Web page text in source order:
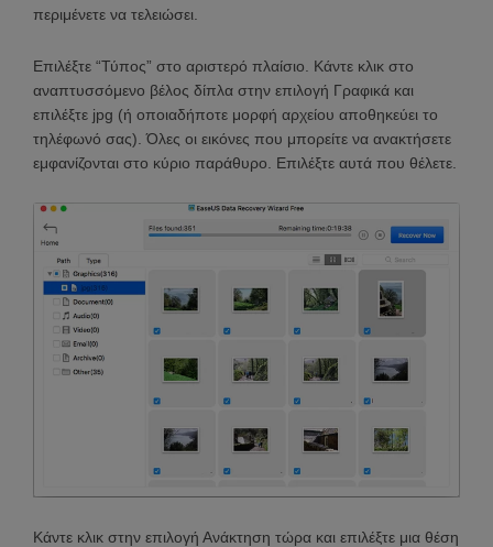
περιμένετε να τελειώσει.
Επιλέξτε “Τύπος” στο αριστερό πλαίσιο. Κάντε κλικ στο
αναπτυσσόμενο βέλος δίπλα στην επιλογή Γραφικά και
επιλέξτε jpg (ή οποιαδήποτε μορφή αρχείου αποθηκεύει το
τηλέφωνό σας). Όλες οι εικόνες που μπορείτε να ανακτήσετε
εμφανίζονται στο κύριο παράθυρο. Επιλέξτε αυτά που θέλετε.
Κάντε κλικ στην επιλογή Ανάκτηση τώρα και επιλέξτε μια θέση